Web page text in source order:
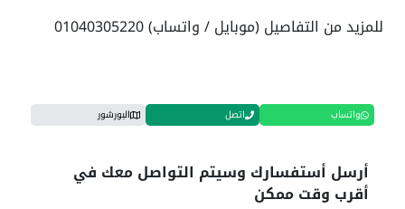
للمزيد من التفاصيل (موبايل / واتساب) 01040305220
واتساب اتصل البورشور
أرسل أستفسارك وسيتم التواصل معك في
أقرب وقت ممكن